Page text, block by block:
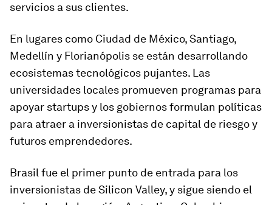
servicios a sus clientes.
En lugares como Ciudad de México, Santiago,
Medellín y Florianópolis se están desarrollando
ecosistemas tecnológicos pujantes. Las
universidades locales promueven programas para
apoyar startups y los gobiernos formulan políticas
para atraer a inversionistas de capital de riesgo y
futuros emprendedores.
Brasil fue el primer punto de entrada para los
inversionistas de Silicon Valley, y sigue siendo el